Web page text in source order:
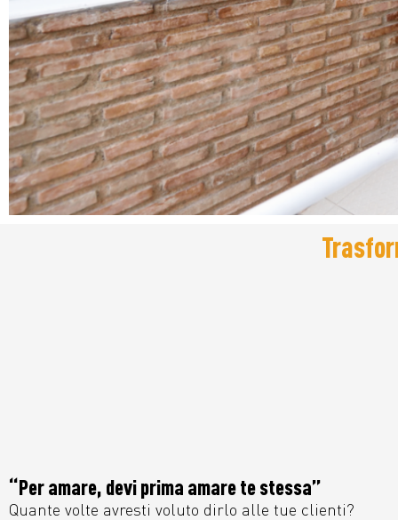
“Per amare, devi prima amare te stessa”
Quante volte avresti voluto dirlo alle tue clienti?